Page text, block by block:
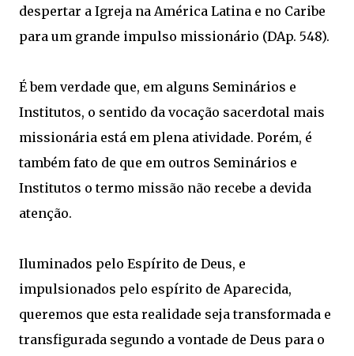
despertar a Igreja na América Latina e no Caribe
para um grande impulso missionário (DAp. 548).
É bem verdade que, em alguns Seminários e
Institutos, o sentido da vocação sacerdotal mais
missionária está em plena atividade. Porém, é
também fato de que em outros Seminários e
Institutos o termo missão não recebe a devida
atenção.
Iluminados pelo Espírito de Deus, e
impulsionados pelo espírito de Aparecida,
queremos que esta realidade seja transformada e
transfigurada segundo a vontade de Deus para o